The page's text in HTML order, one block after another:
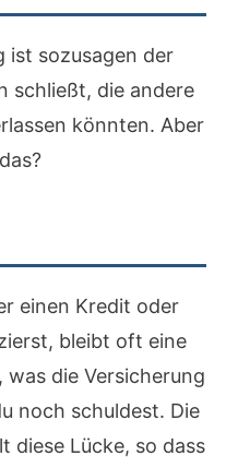
ist sozusagen der
schließt, die andere
könnten. Aber
einen Kredit oder
bleibt oft eine
die Versicherung
noch schuldest. Die
diese Lücke, so dass